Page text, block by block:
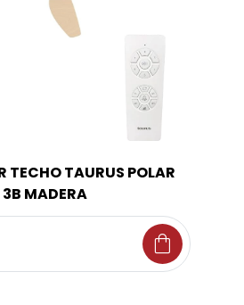
TECHO TAURUS POLAR
3B MADERA
shopping_bag